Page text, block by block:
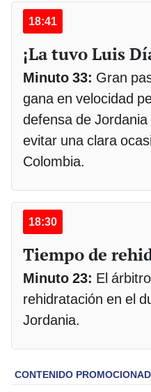
18:41
¡La tuvo Luis
Minuto 33: Gran
gana en velocidad
defensa de
evitar una clara
Colombia.
18:30
Tiempo de
Minuto 23: El
rehidratación en el
Jordania.